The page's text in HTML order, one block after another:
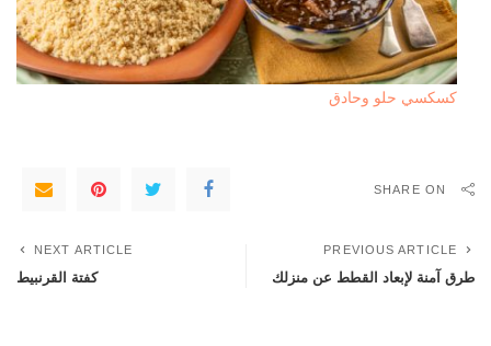
كسكسي حلو وحادق
SHARE ON
PREVIOUS ARTICLE
طرق آمنة لإبعاد القطط عن منزلك
NEXT ARTICLE
كفتة القرنبيط